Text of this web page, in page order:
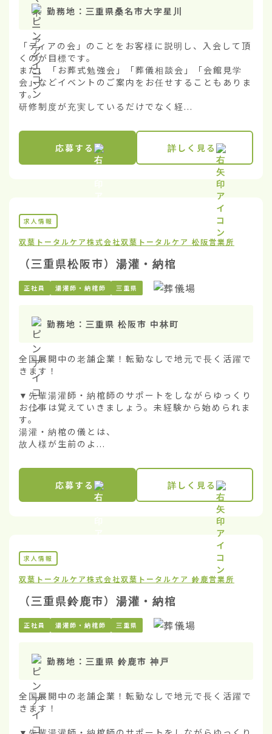
勤務地： 三重県桑名市大字星川
「ティアの会」のことをお客様に説明し、入会して頂
くのが目標です。
また、「お葬式勉強会」「葬儀相談会」「会館見学
会」などイベントのご案内をお任せすることもありま
す。
研修制度が充実しているだけでなく経...
応募する 詳しく見る
求人情報
双葉トータルケア株式会社双葉トータルケア 松阪営業所
（三重県松阪市）湯灌・納棺
正社員 湯灌師・納棺師 三重県
勤務地： 三重県 松阪市 中林町
全国展開中の老舗企業！転勤なしで地元で長く活躍で
きます！
▼先輩湯灌師・納棺師のサポートをしながらゆっくり
お仕事は覚えていきましょう。未経験から始められま
す。
湯灌・納棺の儀とは、
故人様が生前のよ...
応募する 詳しく見る
求人情報
双葉トータルケア株式会社双葉トータルケア 鈴鹿営業所
（三重県鈴鹿市）湯灌・納棺
正社員 湯灌師・納棺師 三重県
勤務地： 三重県 鈴鹿市 神戸
全国展開中の老舗企業！転勤なしで地元で長く活躍で
きます！